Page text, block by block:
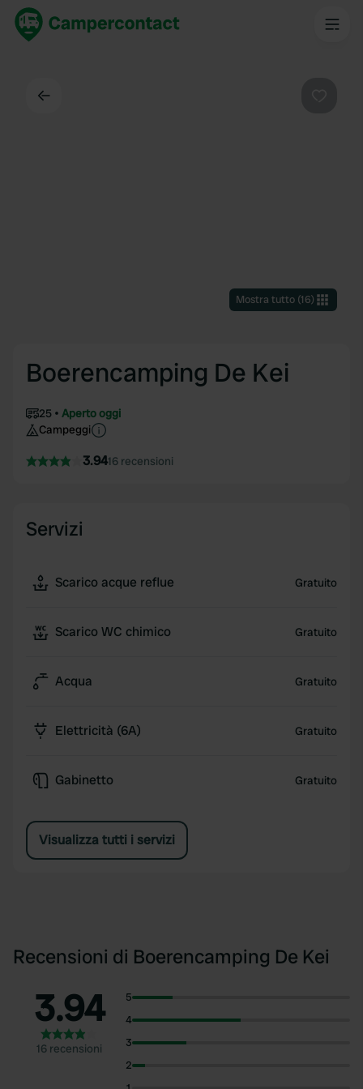
Mostra tutto(16)
Boerencamping De Kei
25
Aperto oggi
Campeggi
3.9416 recensioni
Servizi
Scarico acque reflue Gratuito
Scarico WC chimico Gratuito
Acqua Gratuito
Elettricità (6A) Gratuito
Gabinetto Gratuito
Visualizza tutti i servizi
Recensioni di Boerencamping De Kei
3.94
16 recensioni
5
4
3
2